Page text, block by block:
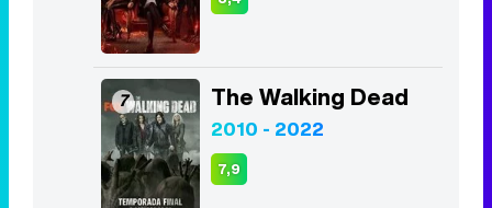
7 The Walking Dead
2010 - 2022
7,9